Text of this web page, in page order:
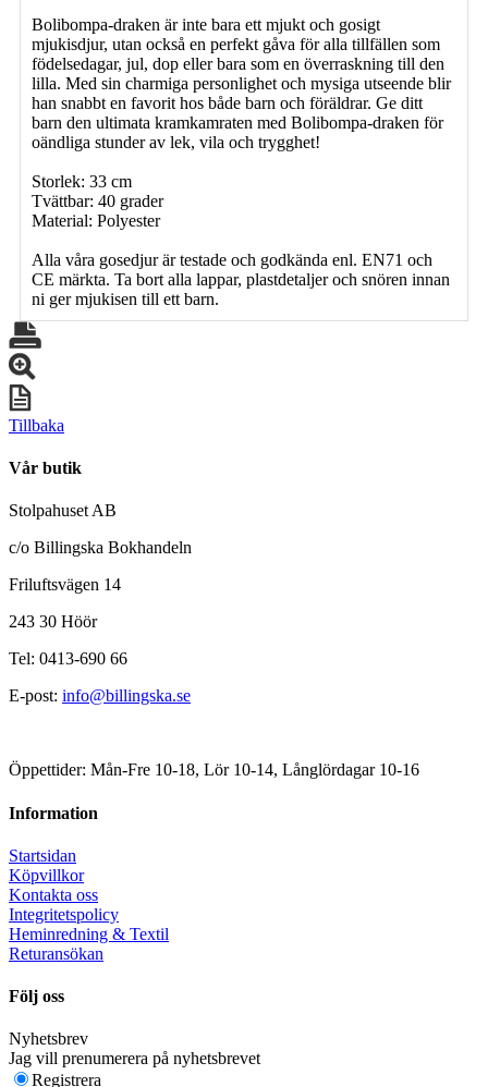
Bolibompa-draken är inte bara ett mjukt och gosigt
mjukisdjur, utan också en perfekt gåva för alla tillfällen som
födelsedagar, jul, dop eller bara som en överraskning till den
lilla. Med sin charmiga personlighet och mysiga utseende blir
han snabbt en favorit hos både barn och föräldrar. Ge ditt
barn den ultimata kramkamraten med Bolibompa-draken för
oändliga stunder av lek, vila och trygghet!
Storlek: 33 cm
Tvättbar: 40 grader
Material: Polyester
Alla våra gosedjur är testade och godkända enl. EN71 och
CE märkta. Ta bort alla lappar, plastdetaljer och snören innan
ni ger mjukisen till ett barn.
Tillbaka
Vår butik
Stolpahuset AB
c/o Billingska Bokhandeln
Friluftsvägen 14
243 30 Höör
Tel: 0413-690 66
E-post: info@billingska.se
Öppettider: Mån-Fre 10-18, Lör 10-14, Långlördagar 10-16
Information
Startsidan
Köpvillkor
Kontakta oss
Integritetspolicy
Heminredning & Textil
Returansökan
Följ oss
Nyhetsbrev
Jag vill prenumerera på nyhetsbrevet
Registrera